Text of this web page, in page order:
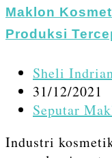
Maklon
Produksi
Post
author:
Sheli
Post
published:
31/12/2021
Post
Seputar
Industri